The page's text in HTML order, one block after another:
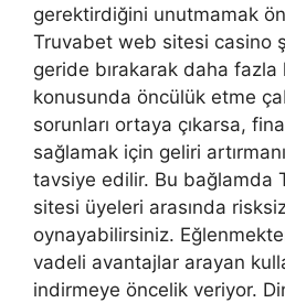
gerektirdiğini unutmamak
Truvabet web sitesi casino
geride bırakarak daha fazla
konusunda öncülük etme
sorunları ortaya çıkarsa,
sağlamak için geliri
tavsiye edilir. Bu bağlamda
sitesi üyeleri arasında
oynayabilirsiniz.
vadeli avantajlar arayan
indirmeye öncelik veriyor.